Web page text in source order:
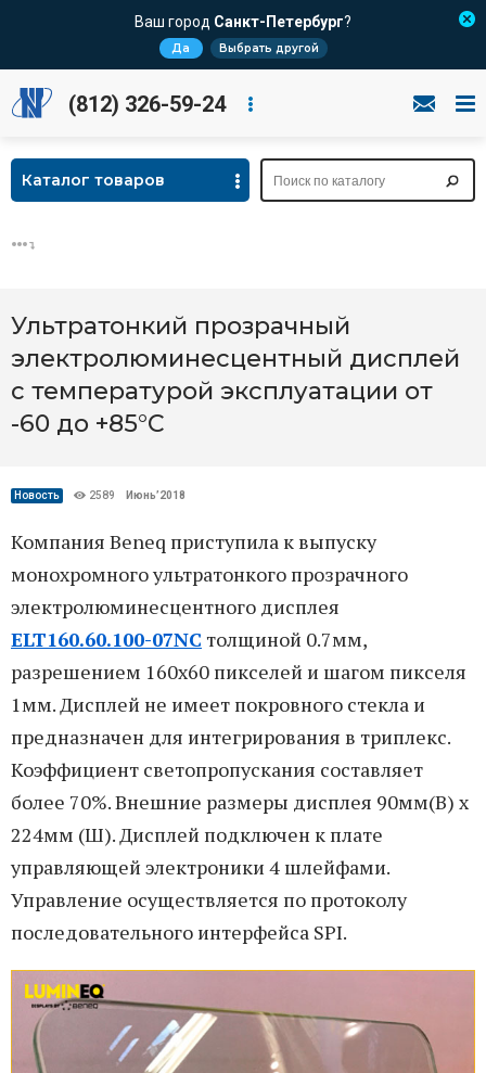
Ваш город Санкт-Петербург?
Да Выбрать другой
(812) 326-59-24
Каталог товаров
Ультратонкий прозрачный
электролюминесцентный дисплей
с температурой эксплуатации от
-60 до +85°С
Новость 2589 Июнь’2018
Компания Beneq приступила к выпуску
монохромного ультратонкого прозрачного
электролюминесцентного дисплея
ELT160.60.100-07NC толщиной 0.7мм,
разрешением 160х60 пикселей и шагом пикселя
1мм. Дисплей не имеет покровного стекла и
предназначен для интегрирования в триплекс.
Коэффициент светопропускания составляет
более 70%. Внешние размеры дисплея 90мм(В) х
224мм (Ш). Дисплей подключен к плате
управляющей электроники 4 шлейфами.
Управление осуществляется по протоколу
последовательного интерфейса SPI.